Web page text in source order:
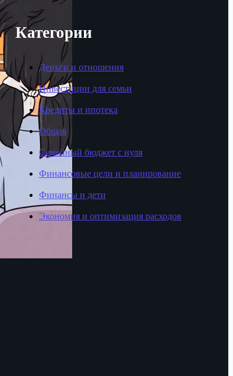
Категории
Деньги и отношения
Инвестиции для семьи
Кредиты и ипотека
Общая
Семейный бюджет с нуля
Финансовые цели и планирование
Финансы и дети
Экономия и оптимизация расходов